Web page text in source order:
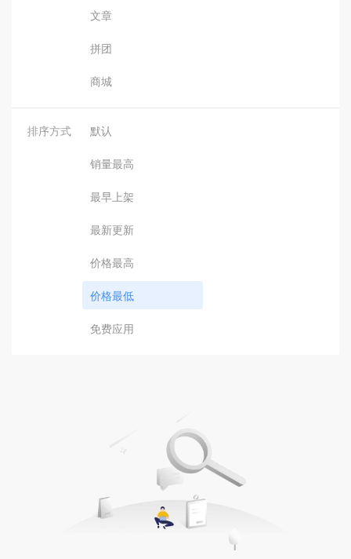
文章
拼团
商城
排序方式 默认
销量最高
最早上架
最新更新
价格最高
价格最低
免费应用